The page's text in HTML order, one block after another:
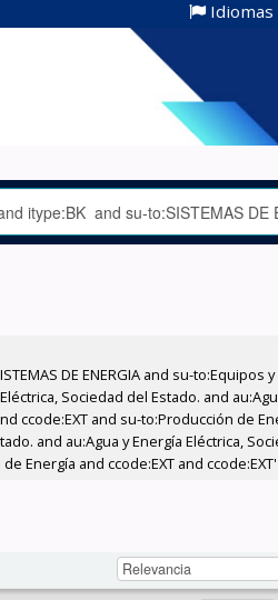
Idiomas
DE ENERGIA and su-to:Equipos
Sociedad del Estado. and
ccode:EXT and su-to:Producción de
and au:Agua y Energía Eléctrica,
Energía and ccode:EXT and ccode:EXT'